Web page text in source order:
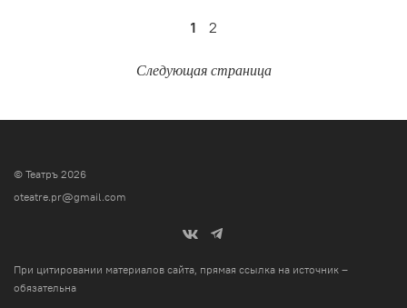
1 2
Следующая страница
© Театръ 2026
oteatre.pr@gmail.com
При цитировании материалов сайта, прямая ссылка на источник –
обязательна